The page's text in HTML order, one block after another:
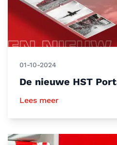
01-10-2024
De nieuwe HST
Lees meer